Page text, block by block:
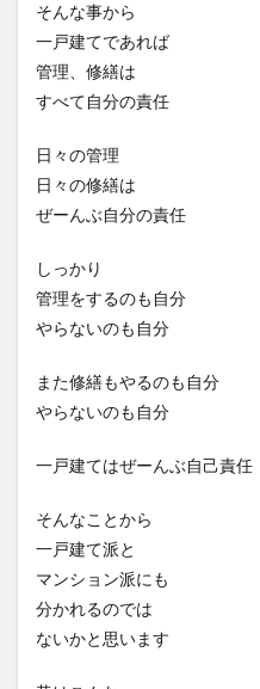
そんな事から
一戸建てであれば
管理、修繕は
すべて自分の責任
日々の管理
日々の修繕は
ぜーんぶ自分の責任
しっかり
管理をするのも自分
やらないのも自分
また修繕もやるのも自分
やらないのも自分
一戸建てはぜーんぶ自己責任
そんなことから
一戸建て派と
マンション派にも
分かれるのでは
ないかと思います